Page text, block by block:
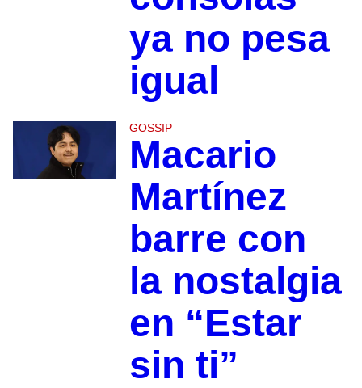
ya no pesa
igual
GOSSIP
Macario
Martínez
barre con
la nostalgia
en “Estar
sin ti”